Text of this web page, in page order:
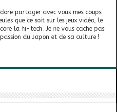
partager avec vous mes coups
que ce soit sur les jeux vidéo, le
la hi-tech. Je ne vous cache pas
du Japon et de sa culture !